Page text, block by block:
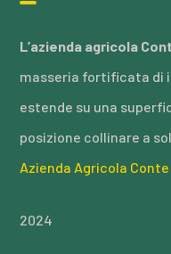
L’azienda agricola
masseria fortificata di
estende su una
posizione collinare a
Azienda Agricola Conte
2024